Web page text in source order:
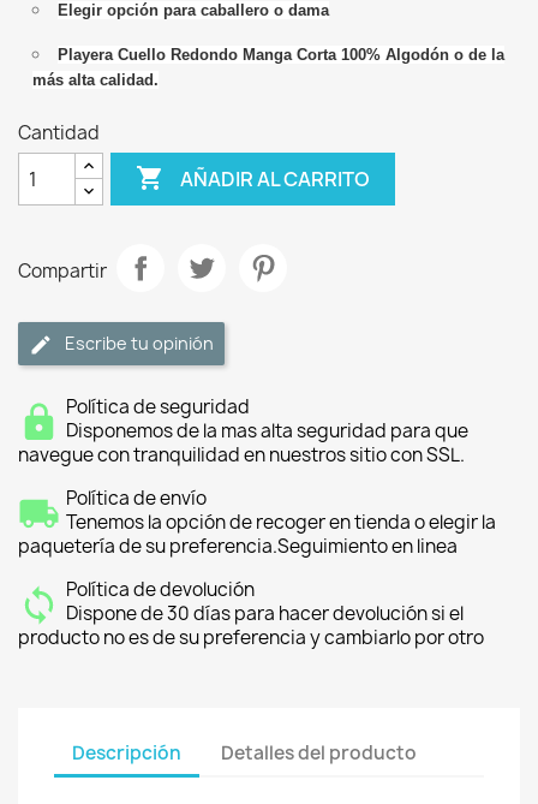
Elegir opción para caballero o dama
Playera Cuello Redondo Manga Corta 100% Algodón o de la
más alta calidad.
Cantidad
 AÑADIR AL CARRITO
Compartir
Escribe tu opinión
Política de seguridad
Disponemos de la mas alta seguridad para que
navegue con tranquilidad en nuestros sitio con SSL.
Política de envío
Tenemos la opción de recoger en tienda o elegir la
paquetería de su preferencia.Seguimiento en linea
Política de devolución
Dispone de 30 días para hacer devolución si el
producto no es de su preferencia y cambiarlo por otro
Descripción Detalles del producto